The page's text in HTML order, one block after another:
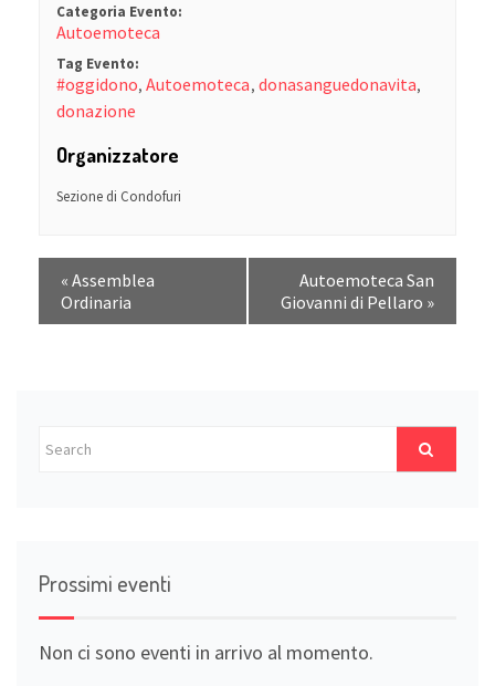
Categoria Evento:
Autoemoteca
Tag Evento:
#oggidono,Autoemoteca, donasanguedonavita,
donazione
Organizzatore
Sezione di Condofuri
« Assemblea
Ordinaria
Autoemoteca San
Giovanni di Pellaro »
Prossimi eventi
Non ci sono eventi in arrivo al momento.